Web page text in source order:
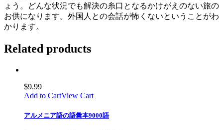
ょう。どんな状況でも解決の糸口となるかけがえのない旅の
お供になります。外国人との会話が怖くないということがわ
かります。
Related products
$9.99
Add to CartView Cart
アルメニア語の語彙本9000語